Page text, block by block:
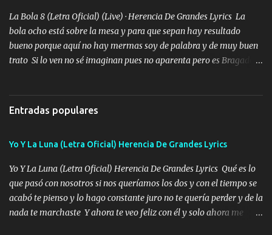
fajado y mi R terciado me van a ver allá por TJ para un licenciado
mando un abrazo andamos al cien Choritas también Música
Ando en la colonia bien acelerado traigo un M2 que nunca me ha
fallado para mi compadre mandó un fuerte abrazo también al
tomando con mujeres hermosas y botellas destapando siempre
bien cuidado bien atrabancado y a los que me conocen ya saben de
La Bola 8 (Letra Oficial) (Live) · Herencia De Grandes Lyrics La
bola ocho está sobre la mesa y para que sepan hay resultado
bueno porque aquí no hay mermas soy de palabra y de muy buen
trato Si lo ven no sé imaginan pues no aparenta pero es Bragado a
lo primero que cualquier cosa es un gran regalo Siempre me van a
ver solo más no ando solo ai ta el aparato con cargador extendido
cuidan los santos y mi Dios cada día con mas ganas le doy todo
por un futuro mejor Música Empecé desde los trece y hasta la
fecha aún sigo vigente no soy manchado soy bueno pero si me
alteró de repente Mi carnal Abel aun lado ni uno con el otro no se
ha rajado pal Chinchillas un saludo y para un amigo que está en
Peñasco Me fajó una Glock al cinto y de Louis Vuitton son mis
Entradas populares
Yo Y La Luna (Letra Oficial) Herencia De Grandes Lyrics
Yo Y La Luna (Letra Oficial) Herencia De Grandes Lyrics Qué es lo
que pasó con nosotros si nos queríamos los dos y con el tiempo se
acabó te pienso y lo hago constante juro no te quería perder y de la
nada te marchaste Y ahora te veo feliz con él y solo ahora me